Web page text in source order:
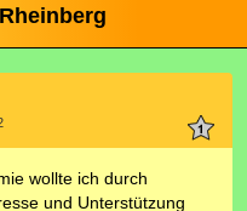
wollte ich durch
und Unterstützung